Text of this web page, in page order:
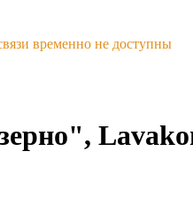
временно не доступны